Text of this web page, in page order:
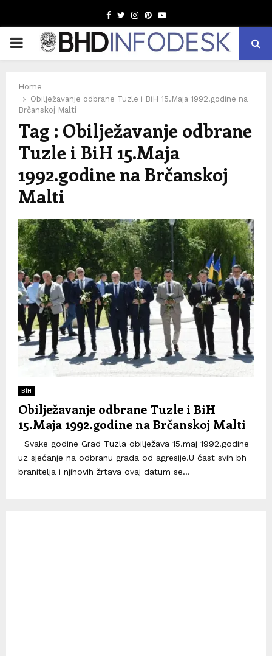
Facebook
TwitterInstagram
Pinterest
Youtube
PRIMARY
Home
Obilježavanje odbrane Tuzle i BiH 15.Maja 1992.godine na
Brčanskoj Malti
Tag : Obilježavanje odbrane
Tuzle i BiH 15.Maja
1992.godine na Brčanskoj
Malti
BiH
Obilježavanje odbrane Tuzle i BiH
15.Maja 1992.godine na Brčanskoj Malti
Svake godine Grad Tuzla obilježava 15.maj 1992.godine
uz sjećanje na odbranu grada od agresije.U čast svih bh
branitelja i njihovih žrtava ovaj datum se...